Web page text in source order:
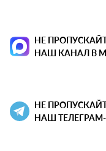
НЕ
НАШ КАНАЛ В
НЕ
НАШ